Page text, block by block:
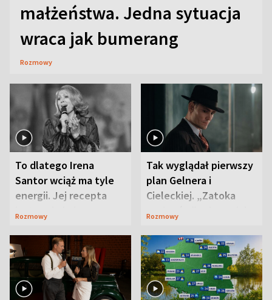
małżeństwa. Jedna sytuacja
wraca jak bumerang
Rozmowy
To dlatego Irena
Santor wciąż ma tyle
energii. Jej recepta
jest zaskakująco
Rozmowy
Tak wyglądał pierwszy
plan Gelnera i
Cieleckiej. „Zatoka
szpiegów” od razu ich
Rozmowy